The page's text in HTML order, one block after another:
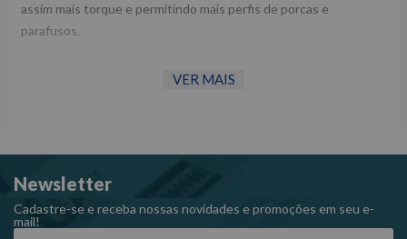
assim mais torque e permitindo mais perfis de porcas e
parafusos.
VER MAIS
Newsletter
Cadastre-se e receba nossas novidades e promoções em seu e-
mail!